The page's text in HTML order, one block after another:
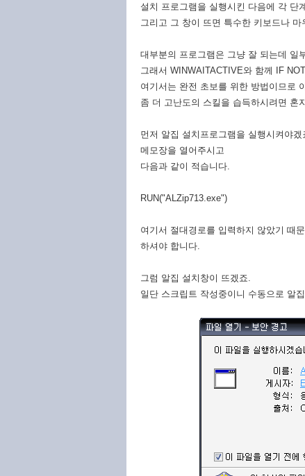
설치 프로그램을 실행시킨 다음에 각 단
그리고 그 창이 뜨면 특수한 키보드나
대부분의 프로그램은 그냥 잘 되는데 일
그래서 WINWAITACTIVE와 함께 IF
여기서는 완전 초보를 위한 방법이므로
좀 더 고난도의 스킬을 습득하시려면 혼
먼저 알집 설치프로그램을 실행시켜야겠
메모장을 열어주시고
다음과 같이 적습니다.
RUN("ALZip713.exe")
여기서 절대경로를 입력하지 않았기 때
하셔야 합니다.
그럼 알집 설치창이 뜨겠죠.
일단 스크립트 작성중이니 수동으로 알